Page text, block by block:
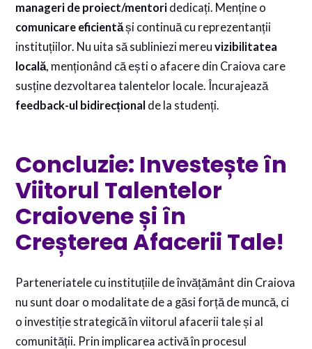
manageri de proiect/mentori dedicați. Menține o
comunicare eficientăși continuă cu reprezentanții
instituțiilor. Nu uita să subliniezi mereuvizibilitatea
locală, menționând că ești o afacere din Craiova care
susține dezvoltarea talentelor locale. Încurajează
feedback-ul bidirecțional de la studenți.
Concluzie: Investește în
Viitorul Talentelor
Craiovene și în
Creșterea Afacerii Tale!
Parteneriatele cu instituțiile de învățământ din Craiova
nu sunt doar o modalitate de a găsi forță de muncă, ci
o investiție strategică în viitorul afacerii tale și al
comunității. Prin implicarea activă în procesul